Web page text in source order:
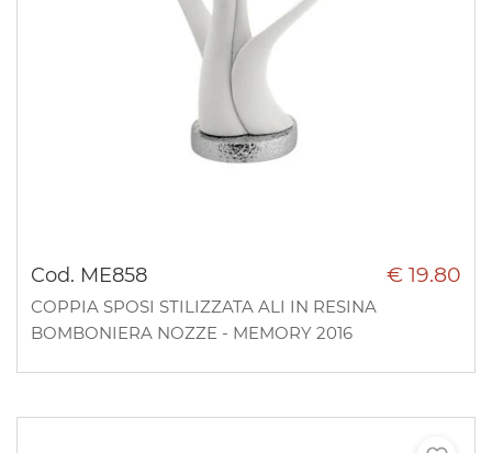
Cod. ME858 € 19.80
COPPIA SPOSI STILIZZATA ALI IN RESINA
BOMBONIERA NOZZE - MEMORY 2016